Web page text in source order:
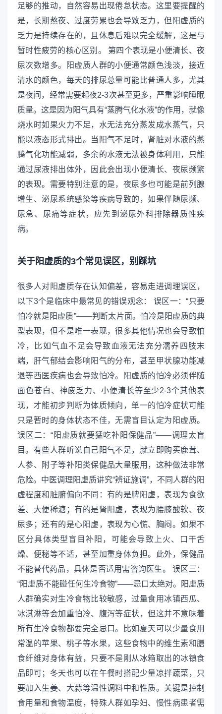
足够的推动，自然容易出现倦怠状态。这里要提醒的
是，长期熬夜、过度劳累也会导致乏力，但阳虚质的
乏力是持续存在的，且休息后难以完全缓解，这是与
暂时性疲劳的核心区别。 第四个表现是小便清长、夜
尿次数增多。阳虚质人群的小便通常颜色浅淡，接近
清水的颜色，每天的排尿总量可能比普通人多，尤其
是夜间，经常需要起夜2-3次甚至更多，严重影响睡眠
质量。这是因为阳气具有“蒸腾气化水液”的作用，就像
烧水时如果火力不足，水无法充分蒸发成水蒸气，只
能以液态形式排出。当阳气不足时，肾脏对水液的蒸
腾气化功能减弱，多余的水液无法被身体利用，只能
通过尿液排出体外，因此会出现小便清长、夜尿频繁
的表现。需要特别注意的是，夜尿多也可能是前列腺
增生、泌尿系统感染等疾病导致的，如果伴随尿频、
尿急、尿痛等症状，应先到泌尿外科排除器质性疾
病。
关于阳虚质的3个常见误区，别踩坑
很多人对阳虚质存在认知偏差，容易走进调理误区，
以下3个是临床中最常见的错误观念： 误区一：“只要
怕冷就是阳虚质”——判断太片面。怕冷是阳虚质的典
型表现，但不是唯一表现，很多其他情况也会导致怕
冷，比如气血不足会导致血液无法充分濡养四肢末
端，肝气郁结会影响阳气的分布，甚至甲状腺功能减
退等西医疾病也会导致怕冷。阳虚质的怕冷必须伴随
面色苍白、神疲乏力、小便清长等至少2-3个其他表
现，才能初步判断为体质倾向，单一的怕冷症状可能
只是暂时的身体状态不佳，无需盲目认定为阳虚质。
误区二：“阳虚质就要猛吃补阳保健品”——调理太盲
目。有些人群听说自己阳气不足，就立即购买鹿茸、
人参、附子等补阳类保健品大量服用，这种做法非常
危险。中医调理阳虚质讲究“辨证施调”，不同人群的阳
虚程度和脏腑偏向不同：有的是脾阳虚，表现为食欲
差、大便稀溏；有的是肾阳虚，表现为腰膝酸软、夜
尿多；还有的是心阳虚，表现为心慌、胸闷。如果不
区分具体类型盲目补阳，可能会导致上火、口干舌
燥、便秘等不适，甚至加重身体负担。此外，保健品
不能替代药品，具体是否适用需咨询医生。 误区三：
“阳虚质不能碰任何生冷食物”——忌口太绝对。阳虚质
人群确实对生冷食物比较敏感，过量食用冰镇西瓜、
冰淇淋等会加重怕冷、腹泻等症状，但这并不意味着
所有生冷食物都要完全忌口。比如夏天可以少量食用
常温的苹果、桃子等水果，这些食物中的维生素和膳
食纤维对身体有益，只要不是刚从冰箱取出的冰镇食
品即可；冬天也可以在午餐时搭配少量凉拌蔬菜，只
要加入生姜、大蒜等温性调料中和性质。关键是控制
食用量和食物温度，特殊人群如孕妇、慢性病患者需